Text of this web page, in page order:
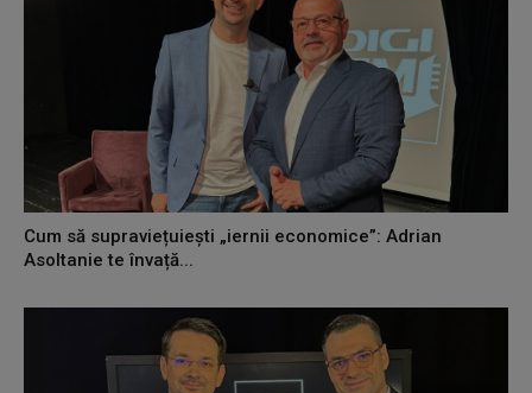
Cum să supraviețuiești „iernii economice”: Adrian
Asoltanie te învață...